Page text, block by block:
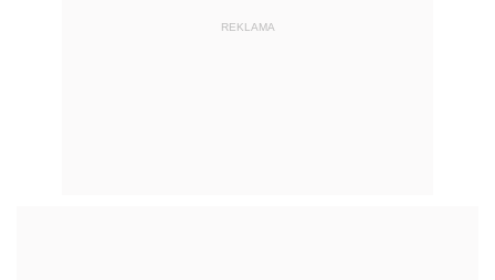
REKLAMA